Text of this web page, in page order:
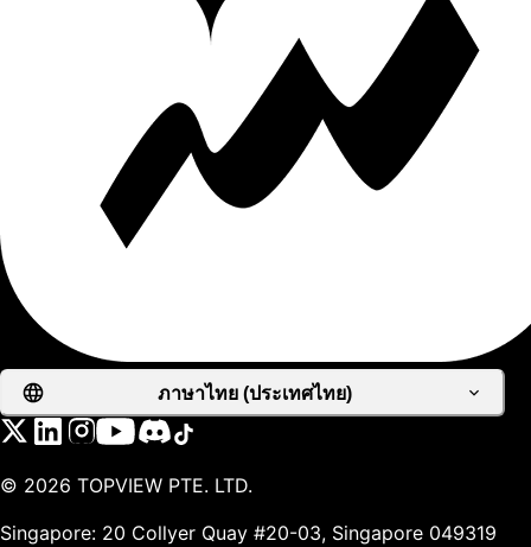
ภาษาไทย (ประเทศไทย)
© 2026 TOPVIEW PTE. LTD.
Singapore: 20 Collyer Quay #20-03, Singapore 049319